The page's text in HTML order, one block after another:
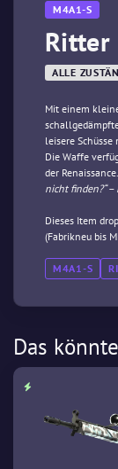
M4A1-S
Ritter
ALLE
Mit einem
leisere
Die Waffe
der Renaissance.
nicht finden?“
Dieses Item
(Fabrikneu bis
M4A1-S
Das